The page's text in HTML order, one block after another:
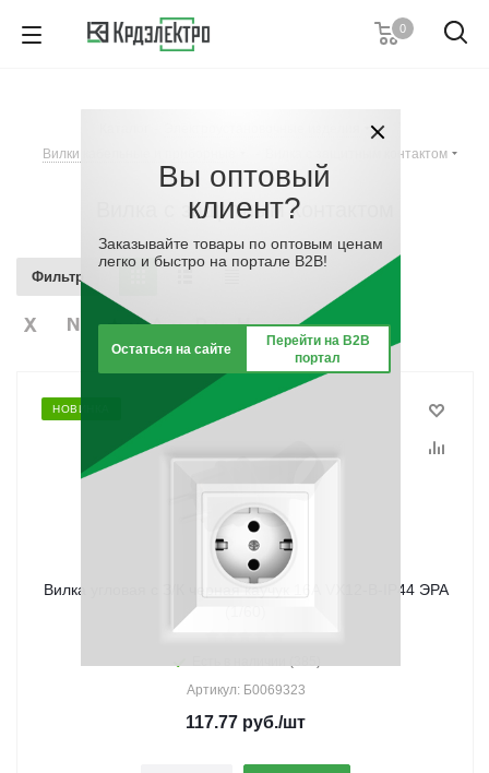
0
Пн-Пт с 8:00-17:00
Заказать звонок
-
Вилки кабельные и приборные
Вилка с защитным контактом
Вилка с защитным контактом
Фильтр
НОВИНКА
Вилка угловая с З/К черная каучук 16А VX12-B-IP44 ЭРА
Артикул: Б0069323
117.77 руб./шт
Вы оптовый
клиент?
Заказывайте товары по оптовым ценам
легко и быстро на портале B2B!
Остаться на сайте
Перейти на B2B
портал